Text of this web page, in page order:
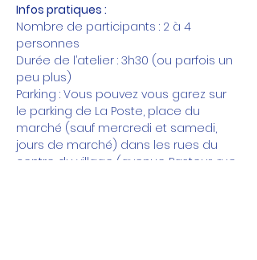
Infos pratiques :
Nombre de participants : 2 à 4
personnes
Durée de l’atelier : 3h30 (ou parfois un
peu plus)
Parking : Vous pouvez vous garez sur
le parking de La Poste, place du
marché (sauf mercredi et samedi,
jours de marché) dans les rues du
centre du village (avenue Pasteur, rue